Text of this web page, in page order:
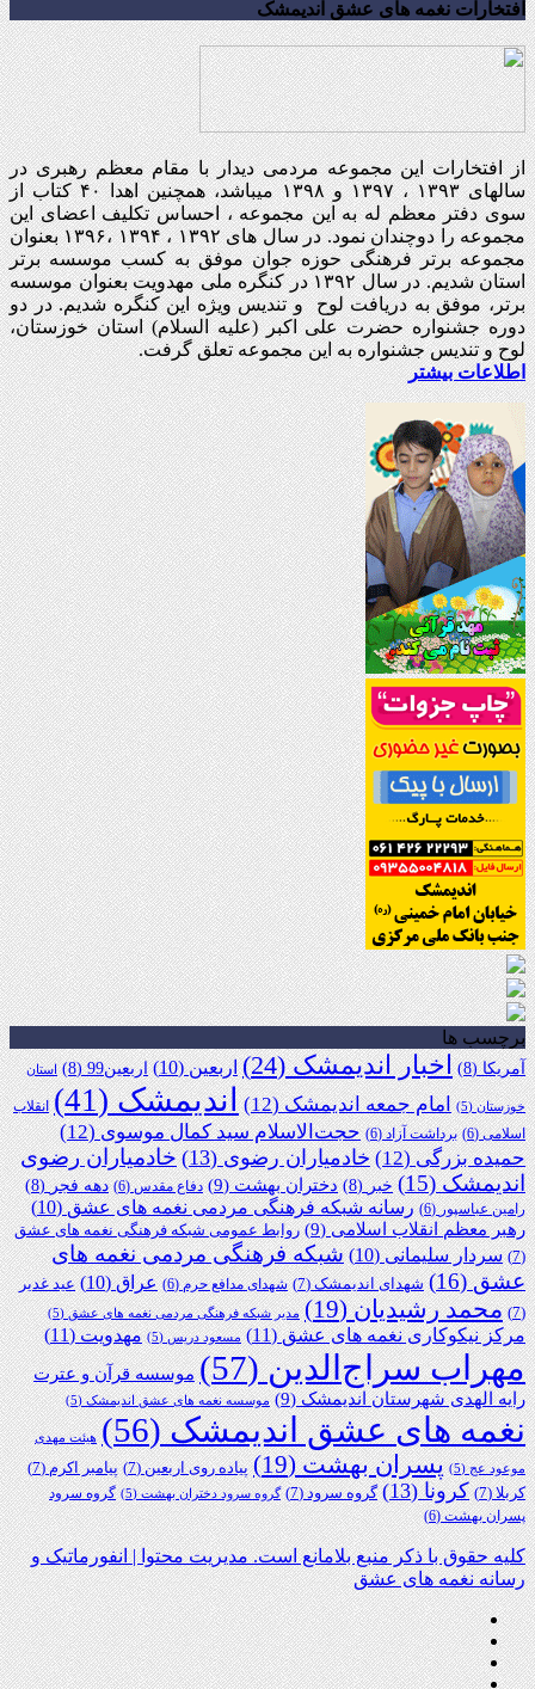
افتخارات نغمه های عشق اندیمشک
از افتخارات این مجموعه مردمی دیدار با مقام معظم رهبری در
سالهای ۱۳۹۳ ، ۱۳۹۷ و ۱۳۹۸ میباشد، همچنین اهدا ۴۰ کتاب از
سوی دفتر معظم له به این مجموعه ، احساس تکلیف اعضای این
مجموعه را دوچندان نمود. در سال های ۱۳۹۲ ، ۱۳۹۴ ،۱۳۹۶ بعنوان
مجموعه برتر فرهنگی حوزه جوان موفق به کسب موسسه برتر
استان شدیم. در سال ۱۳۹۲ در کنگره ملی مهدویت بعنوان موسسه
برتر، موفق به دریافت لوح و تندیس ویژه این کنگره شدیم. در دو
دوره جشنواره حضرت علی اکبر (علیه السلام) استان خوزستان،
لوح و تندیس جشنواره به این مجموعه تعلق گرفت.
اطلاعات بیشتر
برچسب ها
آمریکا(8) اخبار اندیمشک(24) اربعین(10) اربعین99 (8) استان
خوزستان(5) امام جمعه اندیمشک(12) اندیمشک(41)
انقلاب
اسلامی(6) برداشت آزاد(6) حجت‌الاسلام سید کمال موسوی(12)
حمیده بزرگی(12) خادمیاران رضوی(13)
خادمیاران رضوی
اندیمشک(15) خبر(8) دختران بهشت(9) دفاع مقدس(6) دهه فجر(8)
رامین عباسپور(6) رسانه شبکه فرهنگی مردمی نغمه های عشق(10)
رهبر معظم انقلاب اسلامی(9)
روابط عمومی شبکه فرهنگی نغمه های عشق
(7)
سردار سلیمانی(10)
شبکه فرهنگی مردمی نغمه های
عشق(16) شهدای اندیمشک(7) شهدای مدافع حرم(6) عراق(10)
عید غدیر
(7)
محمد رشیدیان(19) مدیر شبکه فرهنگی مردمی نغمه های عشق(5)
مرکز نیکوکاری نغمه های عشق(11) مسعود دریس(5) مهدویت(11)
مهراب سراج‌الدین(57)
موسسه قرآن و عترت
رایه الهدی شهرستان اندیمشک(9) موسسه نغمه های عشق اندیمشک(5)
نغمه های عشق اندیمشک(56) هیئت مهدی
موعود عج(5) پسران بهشت(19) پیاده روی اربعین(7) پیامبر اکرم(7)
کربلا(7) کرونا(13) گروه سرود(7) گروه سرود دختران بهشت(5)
گروه سرود
پسران بهشت(6)
کلیه حقوق با ذکر منبع بلامانع است. مدیریت محتوا | انفورماتیک و
رسانه نغمه های عشق